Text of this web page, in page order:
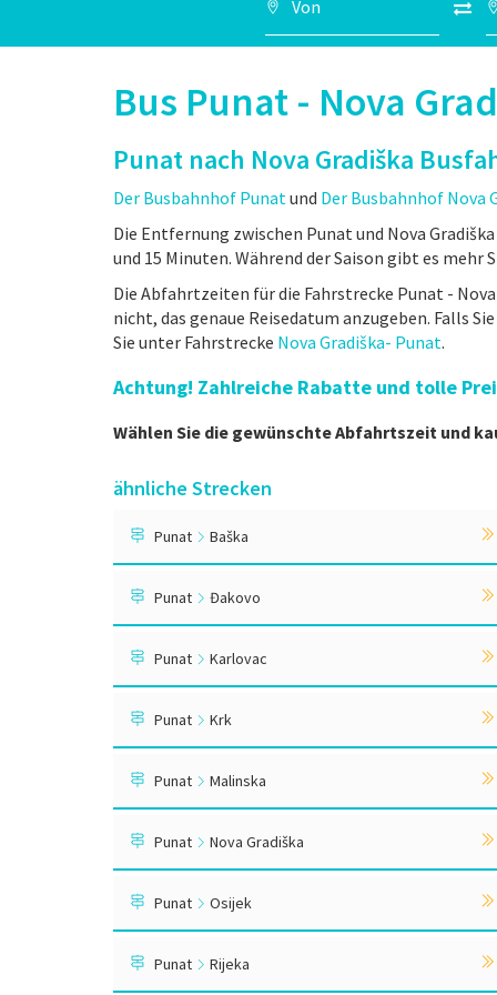
Bus Punat - Nova
Punat nach Nova Gradiška
Der Busbahnhof Punatund Der Busbahnhof Nova
Die Entfernung zwischen Punat und Nova
und 15 Minuten. Während der Saison gibt es
Die Abfahrtzeiten für die Fahrstrecke Punat -
nicht, das genaue Reisedatum anzugeben. Falls
Sie unter Fahrstrecke Nova Gradiška- Punat.
Achtung! Zahlreiche Rabatte und tolle
Wählen Sie die gewünschte Abfahrtszeit und
ähnliche Strecken
Punat Baška
Punat Đakovo
Punat Karlovac
Punat Krk
Punat Malinska
Punat Nova Gradiška
Punat Osijek
Punat Rijeka